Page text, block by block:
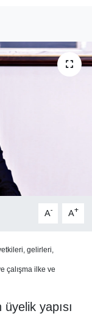
A- A+
gelirleri,
çalışma ilke ve
yapısı